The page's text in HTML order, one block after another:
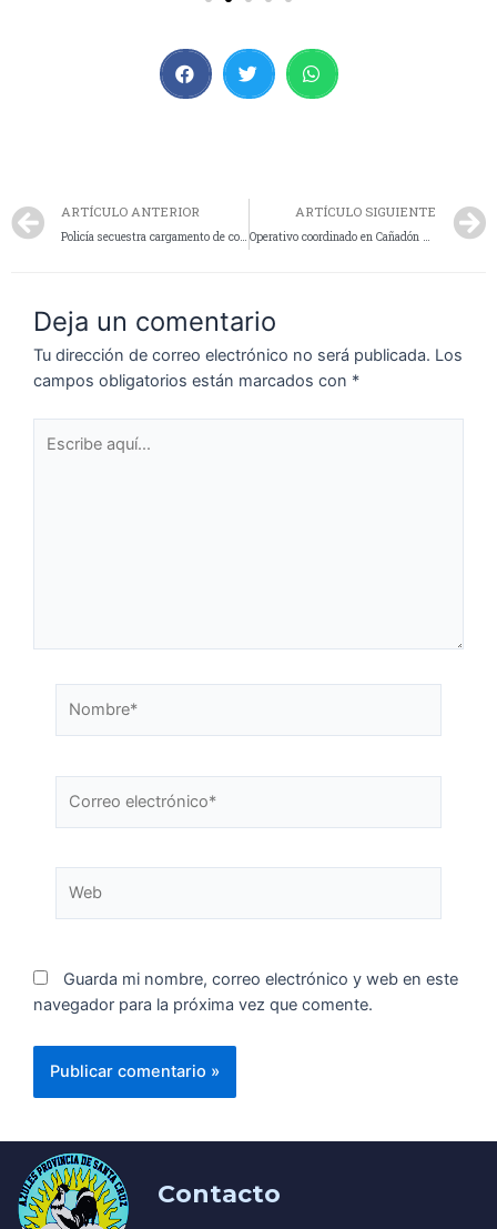
ARTÍCULO ANTERIOR
Policía secuestra cargamento de cobre robado en zona de Pico Truncado – Las Heras y Cañadón Seco
ARTÍCULO SIGUIENTE
Operativo coordinado en Cañadón Seco: Detienen a un hombre con captura de la justicia mendocina
Deja un comentario
Tu dirección de correo electrónico no será publicada. Los
campos obligatorios están marcados con *
Guarda mi nombre, correo electrónico y web en este
navegador para la próxima vez que comente.
Contacto